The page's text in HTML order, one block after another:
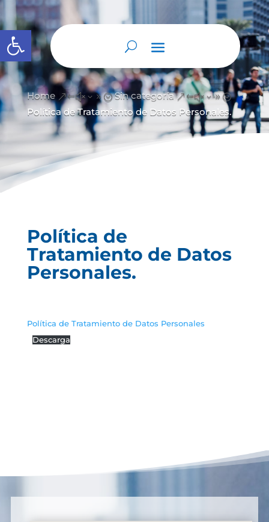
Abrir barra de herramientas
Home &#x39; Sin categoría &#x39;
Política de Tratamiento de Datos Personales.
Política de
Tratamiento de Datos
Personales.
Política de Tratamiento de Datos Personales
Descarga